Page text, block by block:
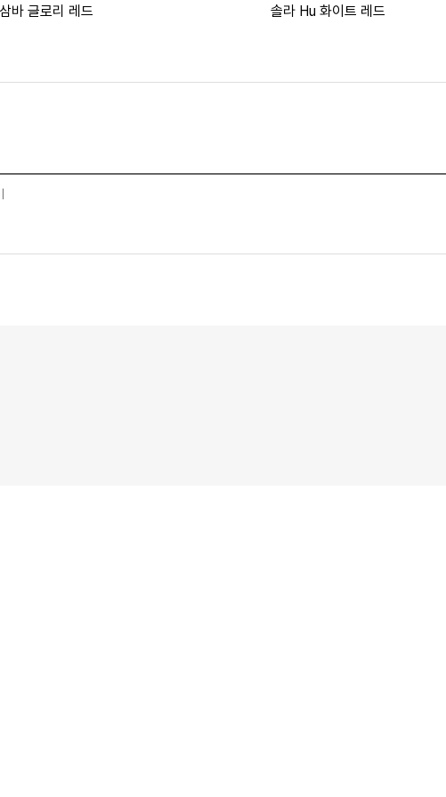
삼바 글로리 레드
솔라 Hu 화이트 레드